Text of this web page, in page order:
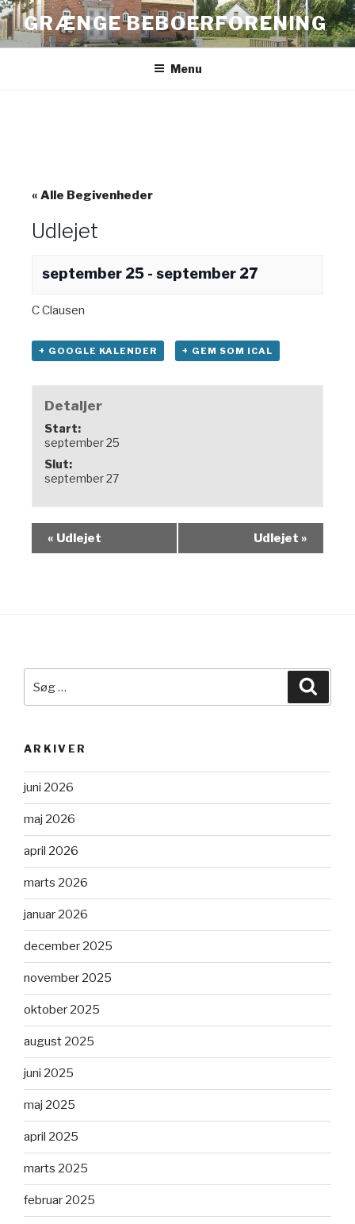
Videre
til
indhold
GRÆNGE BEBOERFORENING
Menu
« Alle Begivenheder
Udlejet
september 25 - september 27
C Clausen
+ GOOGLE KALENDER + GEM SOM ICAL
Detaljer
Start:
september 25
Slut:
september 27
« Udlejet Udlejet »
efter:
ARKIVER
juni 2026
maj 2026
april 2026
marts 2026
januar 2026
december 2025
november 2025
oktober 2025
august 2025
juni 2025
maj 2025
april 2025
marts 2025
februar 2025